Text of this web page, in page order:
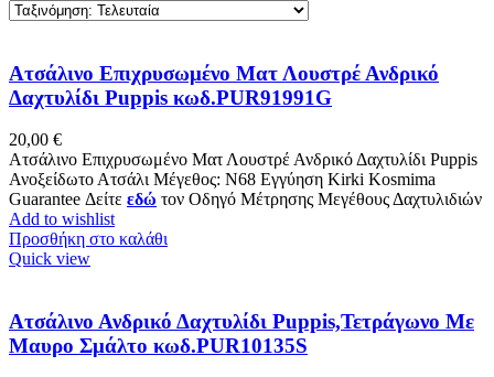
Ατσάλινο Επιχρυσωμένο Ματ Λουστρέ Ανδρικό
Δαχτυλίδι Puppis κωδ.PUR91991G
20,00 €
Ατσάλινο Επιχρυσωμένο Ματ Λουστρέ Ανδρικό Δαχτυλίδι Puppis
Ανοξείδωτο Ατσάλι Μέγεθος: N68 Εγγύηση Kirki Kosmima
Guarantee Δείτε εδώ τον Οδηγό Μέτρησης Μεγέθους Δαχτυλιδιών
Add to wishlist
Προσθήκη στο καλάθι
Quick view
Ατσάλινο Ανδρικό Δαχτυλίδι Puppis,Τετράγωνο Με
Mαυρο Σμάλτο κωδ.PUR10135S